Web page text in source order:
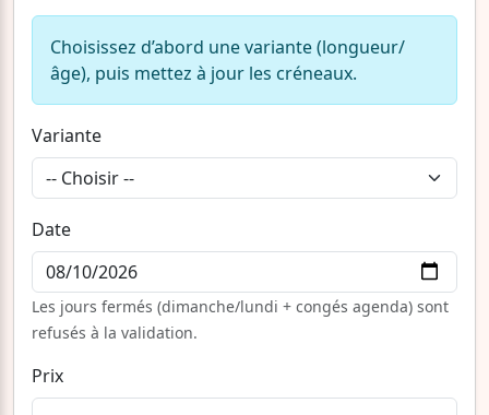
Choisissez d’abord une variante (longueur/
âge), puis mettez à jour les créneaux.
Variante
Date
Les jours fermés (dimanche/lundi + congés agenda) sont
refusés à la validation.
Prix